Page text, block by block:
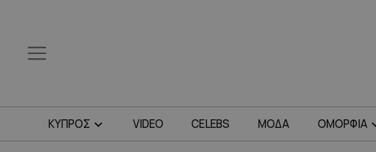
ΚΥΠΡΟΣ VIDEO CELEBS ΜΟΔΑ ΟΜΟΡΦΙΑ